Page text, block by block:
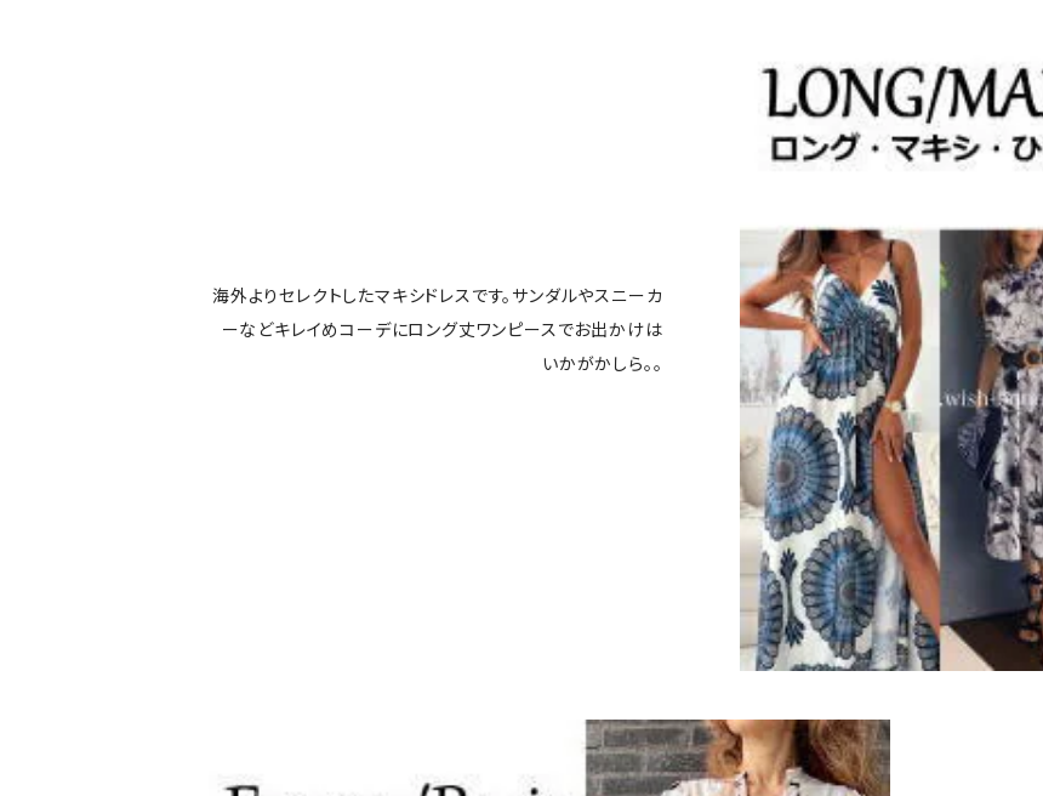
海外よりセレクトしたマキシドレスです。サンダルやスニーカ
ーなどキレイめコーデにロング丈ワンピースでお出かけは
いかがかしら。。